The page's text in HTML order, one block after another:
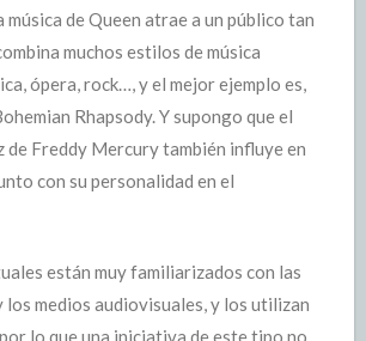
música de Queen atrae a un público tan
muchos estilos de música
ópera, rock…, y el mejor ejemplo es,
Rhapsody. Y supongo que el
Freddy Mercury también influye en
con su personalidad en el
están muy familiarizados con las
los medios audiovisuales, y los utilizan
lo que una iniciativa de este tipo no